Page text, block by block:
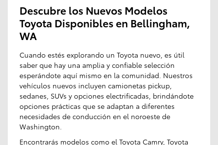
Comprar Nuevos y
Usados
Mantenimiento
Actuales
Descubre los Nuevos Modelos
Toyota Disponibles en Bellingham,
WA
Cuando estés explorando un Toyota nuevo, es útil
saber que hay una amplia y confiable selección
esperándote aquí mismo en la comunidad. Nuestros
vehículos nuevos incluyen camionetas pickup,
sedanes, SUVs y opciones electrificadas, brindándote
opciones prácticas que se adaptan a diferentes
necesidades de conducción en el noroeste de
Washington.
Encontrarás modelos como el Toyota Camry, Toyota